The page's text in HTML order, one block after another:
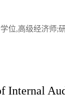
位,高级经济师;
Internal